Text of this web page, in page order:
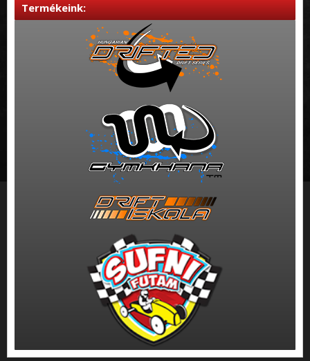
Termékeink: